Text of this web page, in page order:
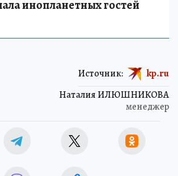
инопланетных гостей
Наталия ИЛЮШНИКОВА
менеджер
Источник: kp.ru